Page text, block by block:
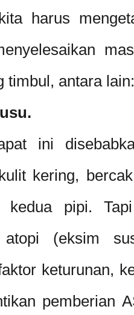
harus
timbul, antara lain:
ini
kering,
kedua pipi.
atopi (eksim
keturunan,
pemberian